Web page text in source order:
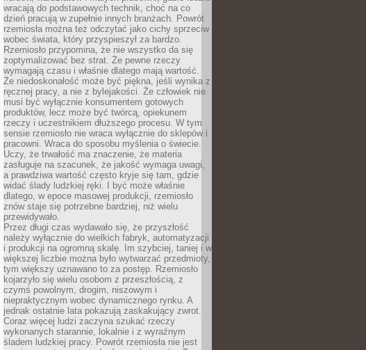
wracają do podstawowych technik, choć na co
dzień pracują w zupełnie innych branżach. Powrót
rzemiosła można też odczytać jako cichy sprzeciw
wobec świata, który przyspieszył za bardzo.
Rzemiosło przypomina, że nie wszystko da się
zoptymalizować bez strat. Że pewne rzeczy
wymagają czasu i właśnie dlatego mają wartość.
Że niedoskonałość może być piękna, jeśli wynika z
ręcznej pracy, a nie z bylejakości. Że człowiek nie
musi być wyłącznie konsumentem gotowych
produktów, lecz może być twórcą, opiekunem
rzeczy i uczestnikiem dłuższego procesu. W tym
sensie rzemiosło nie wraca wyłącznie do sklepów i
pracowni. Wraca do sposobu myślenia o świecie.
Uczy, że trwałość ma znaczenie, że materia
zasługuje na szacunek, że jakość wymaga uwagi,
a prawdziwa wartość często kryje się tam, gdzie
widać ślady ludzkiej ręki. I być może właśnie
dlatego, w epoce masowej produkcji, rzemiosło
znów staje się potrzebne bardziej, niż wielu
przewidywało.
Przez długi czas wydawało się, że przyszłość
należy wyłącznie do wielkich fabryk, automatyzacji
i produkcji na ogromną skalę. Im szybciej, taniej i w
większej liczbie można było wytwarzać przedmioty,
tym większy uznawano to za postęp. Rzemiosło
kojarzyło się wielu osobom z przeszłością, z
czymś powolnym, drogim, niszowym i
niepraktycznym wobec dynamicznego rynku. A
jednak ostatnie lata pokazują zaskakujący zwrot.
Coraz więcej ludzi zaczyna szukać rzeczy
wykonanych starannie, lokalnie i z wyraźnym
śladem ludzkiej pracy. Powrót rzemiosła nie jest